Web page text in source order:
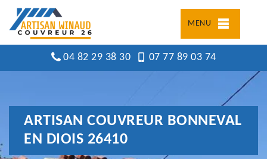
MENU
04 82 29 38 30 07 77 89 03 74
ARTISAN COUVREUR BONNEVAL
EN DIOIS 26410